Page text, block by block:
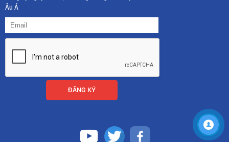
Âu Á